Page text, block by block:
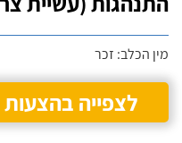
מין הכלב: זכר
לצפייה